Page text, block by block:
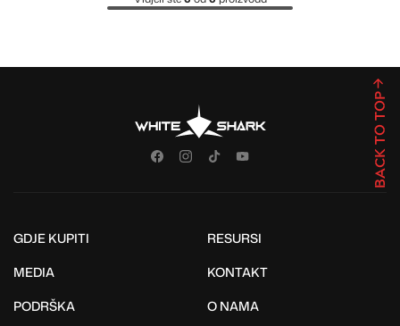
GDJE KUPITI
RESURSI
MEDIA
KONTAKT
PODRŠKA
O NAMA
BACK TO TOP